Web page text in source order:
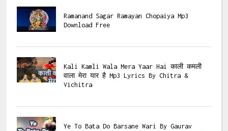
Ramanand Sagar Ramayan Chopaiya Mp3
Download Free
Kali Kamli Wala Mera Yaar Hai काली कमली
वाला मेरा यार है Mp3 Lyrics By Chitra &
Vichitra
Ye To Bata Do Barsane Wari By Gaurav